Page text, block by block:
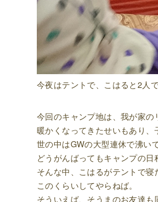
今夜はテントで、こはると2人
今回のキャンプ地は、我が家の
暖かくなってきたせいもあり、
世の中はGWの大型連休で沸い
どうがんばってもキャンプの日
そんな中、こはるがテントで寝
このくらいしてやらねば。
そういえば、そうまのお友達